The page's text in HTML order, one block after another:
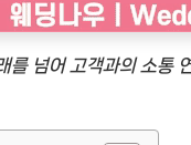
를 넘어 고객과의 소통